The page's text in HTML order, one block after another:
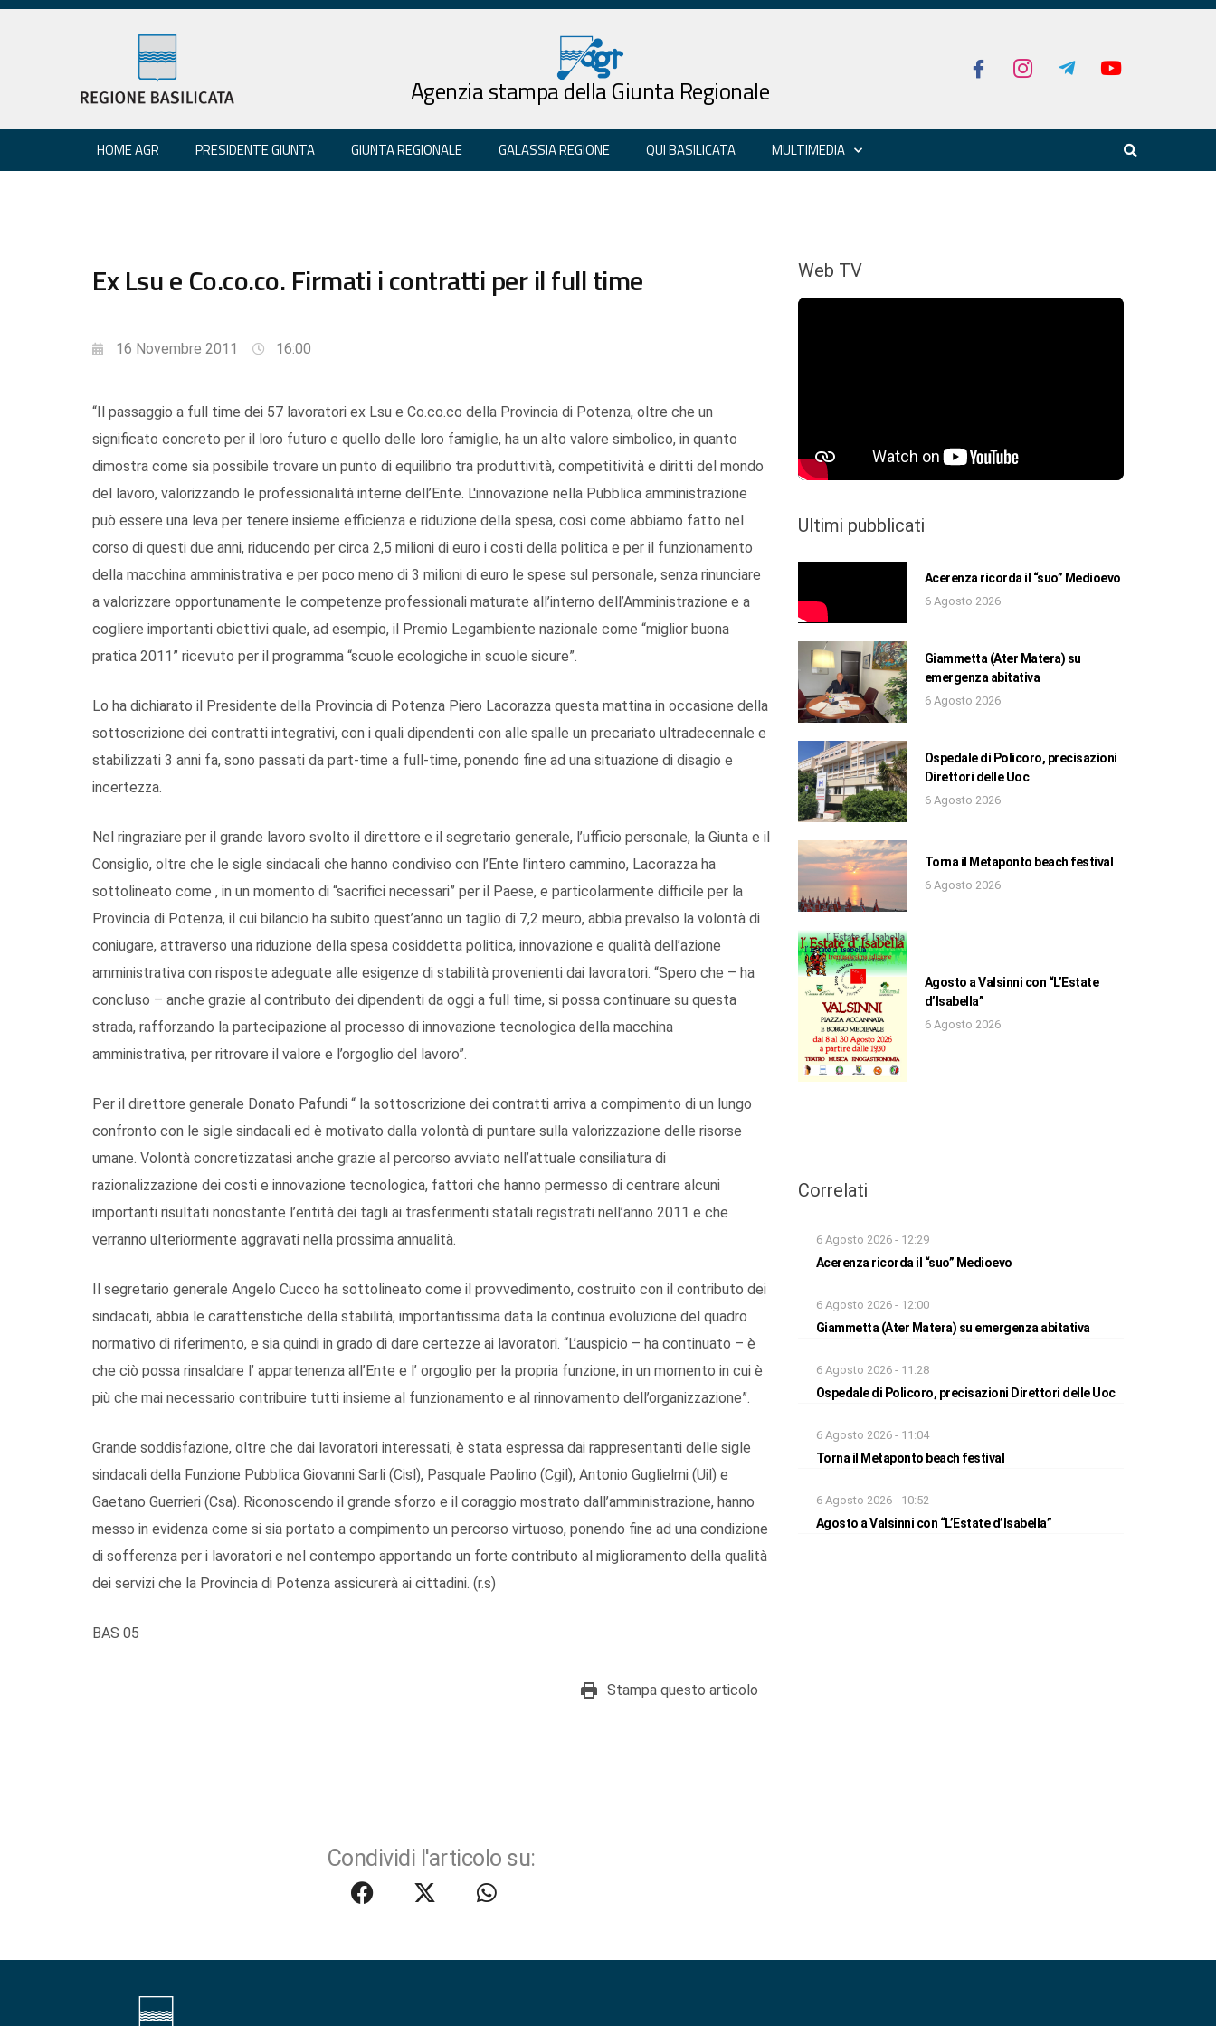
Agenzia stampa della Giunta Regionale
HOME AGR PRESIDENTE GIUNTA GIUNTA REGIONALE GALASSIA REGIONE QUI BASILICATA MULTIMEDIA
Ex Lsu e Co.co.co. Firmati i contratti per il full time
16 Novembre 2011 16:00
“Il passaggio a full time dei 57 lavoratori ex Lsu e Co.co.co della Provincia di Potenza, oltre che un
significato concreto per il loro futuro e quello delle loro famiglie, ha un alto valore simbolico, in quanto
dimostra come sia possibile trovare un punto di equilibrio tra produttività, competitività e diritti del mondo
del lavoro, valorizzando le professionalità interne dell’Ente. L'innovazione nella Pubblica amministrazione
può essere una leva per tenere insieme efficienza e riduzione della spesa, così come abbiamo fatto nel
corso di questi due anni, riducendo per circa 2,5 milioni di euro i costi della politica e per il funzionamento
della macchina amministrativa e per poco meno di 3 milioni di euro le spese sul personale, senza rinunciare
a valorizzare opportunamente le competenze professionali maturate all’interno dell’Amministrazione e a
cogliere importanti obiettivi quale, ad esempio, il Premio Legambiente nazionale come “miglior buona
pratica 2011” ricevuto per il programma “scuole ecologiche in scuole sicure”.
Lo ha dichiarato il Presidente della Provincia di Potenza Piero Lacorazza questa mattina in occasione della
sottoscrizione dei contratti integrativi, con i quali dipendenti con alle spalle un precariato ultradecennale e
stabilizzati 3 anni fa, sono passati da part-time a full-time, ponendo fine ad una situazione di disagio e
incertezza.
Nel ringraziare per il grande lavoro svolto il direttore e il segretario generale, l’ufficio personale, la Giunta e il
Consiglio, oltre che le sigle sindacali che hanno condiviso con l’Ente l’intero cammino, Lacorazza ha
sottolineato come , in un momento di “sacrifici necessari” per il Paese, e particolarmente difficile per la
Provincia di Potenza, il cui bilancio ha subito quest’anno un taglio di 7,2 meuro, abbia prevalso la volontà di
coniugare, attraverso una riduzione della spesa cosiddetta politica, innovazione e qualità dell’azione
amministrativa con risposte adeguate alle esigenze di stabilità provenienti dai lavoratori. “Spero che – ha
concluso – anche grazie al contributo dei dipendenti da oggi a full time, si possa continuare su questa
strada, rafforzando la partecipazione al processo di innovazione tecnologica della macchina
amministrativa, per ritrovare il valore e l’orgoglio del lavoro”.
Per il direttore generale Donato Pafundi “ la sottoscrizione dei contratti arriva a compimento di un lungo
confronto con le sigle sindacali ed è motivato dalla volontà di puntare sulla valorizzazione delle risorse
umane. Volontà concretizzatasi anche grazie al percorso avviato nell’attuale consiliatura di
razionalizzazione dei costi e innovazione tecnologica, fattori che hanno permesso di centrare alcuni
importanti risultati nonostante l’entità dei tagli ai trasferimenti statali registrati nell’anno 2011 e che
verranno ulteriormente aggravati nella prossima annualità.
Il segretario generale Angelo Cucco ha sottolineato come il provvedimento, costruito con il contributo dei
sindacati, abbia le caratteristiche della stabilità, importantissima data la continua evoluzione del quadro
normativo di riferimento, e sia quindi in grado di dare certezze ai lavoratori. “L’auspicio – ha continuato – è
che ciò possa rinsaldare l’ appartenenza all’Ente e l’ orgoglio per la propria funzione, in un momento in cui è
più che mai necessario contribuire tutti insieme al funzionamento e al rinnovamento dell’organizzazione”.
Grande soddisfazione, oltre che dai lavoratori interessati, è stata espressa dai rappresentanti delle sigle
sindacali della Funzione Pubblica Giovanni Sarli (Cisl), Pasquale Paolino (Cgil), Antonio Guglielmi (Uil) e
Gaetano Guerrieri (Csa). Riconoscendo il grande sforzo e il coraggio mostrato dall’amministrazione, hanno
messo in evidenza come si sia portato a compimento un percorso virtuoso, ponendo fine ad una condizione
di sofferenza per i lavoratori e nel contempo apportando un forte contributo al miglioramento della qualità
dei servizi che la Provincia di Potenza assicurerà ai cittadini. (r.s)
BAS 05
Stampa questo articolo
Condividi l'articolo su:
Web TV
Ultimi pubblicati
Acerenza ricorda il “suo” Medioevo
6 Agosto 2026
Giammetta (Ater Matera) su
emergenza abitativa
6 Agosto 2026
Ospedale di Policoro, precisazioni
Direttori delle Uoc
6 Agosto 2026
Torna il Metaponto beach festival
6 Agosto 2026
Agosto a Valsinni con “L’Estate
d’Isabella”
6 Agosto 2026
Correlati
6 Agosto 2026 - 12:29
Acerenza ricorda il “suo” Medioevo
6 Agosto 2026 - 12:00
Giammetta (Ater Matera) su emergenza abitativa
6 Agosto 2026 - 11:28
Ospedale di Policoro, precisazioni Direttori delle Uoc
6 Agosto 2026 - 11:04
Torna il Metaponto beach festival
6 Agosto 2026 - 10:52
Agosto a Valsinni con “L’Estate d’Isabella”